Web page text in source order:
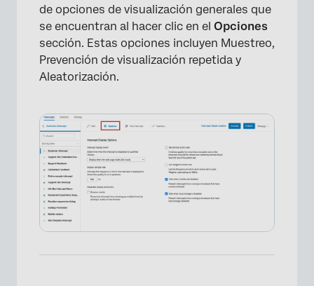
Enlace al XM Directory
de opciones de visualización generales que
se encuentran al hacer clic en el Opciones
sección. Estas opciones incluyen Muestreo,
Prevención de visualización repetida y
Aleatorización.